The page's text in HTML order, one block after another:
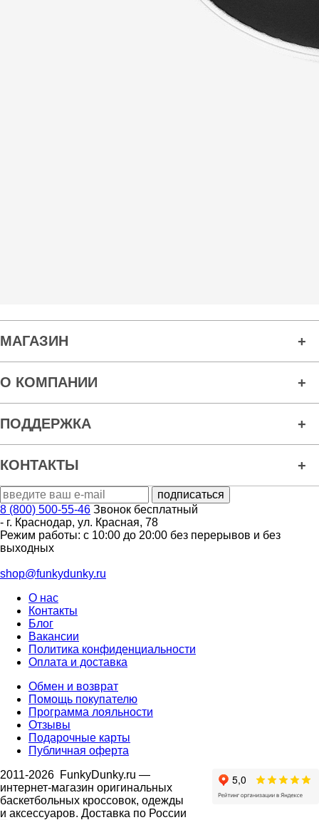
МАГАЗИН
О КОМПАНИИ
ПОДДЕРЖКА
КОНТАКТЫ
8 (800) 500-55-46 Звонок бесплатный
- г. Краснодар, ул. Красная, 78
Режим работы: с 10:00 до 20:00 без перерывов и без
выходных
shop@funkydunky.ru
О нас
Контакты
Блог
Вакансии
Политика конфиденциальности
Оплата и доставка
Обмен и возврат
Помощь покупателю
Программа лояльности
Отзывы
Подарочные карты
Публичная оферта
2011-2026 FunkyDunky.ru —
интернет-магазин оригинальных
баскетбольных кроссовок, одежды
и аксессуаров. Доставка по России